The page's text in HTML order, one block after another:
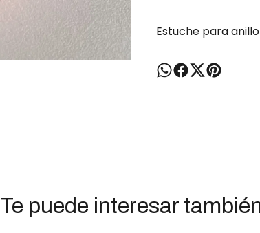
Estuche para
Te puede interesar